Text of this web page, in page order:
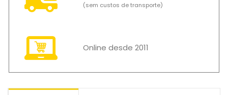
(sem custos de transporte)
Online desde 2011